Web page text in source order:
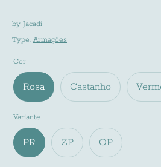
by Jacadi
Type: Armações
Cor
Rosa Castanho
Variante
PR ZP OP